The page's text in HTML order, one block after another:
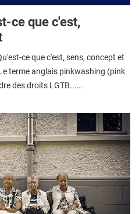
ce que c'est,
ce que c'est, sens, concept et
terme anglais pinkwashing (pink
des droits LGTB...…